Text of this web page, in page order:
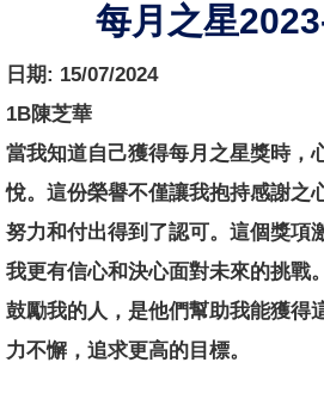
每月之星
日期: 15/07/2024
1B陳芝華
當我知道自己獲得每月之星獎時，
悅。這份榮譽不僅讓我抱持感謝之
努力和付出得到了認可。這個獎項
我更有信心和決心面對未來的挑戰
鼓勵我的人，是他們幫助我能獲得
力不懈，追求更高的目標。